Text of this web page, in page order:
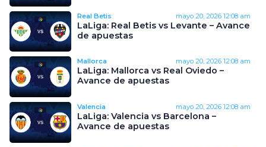
Real Betis mayo 20, 2026 12:08 am
LaLiga: Real Betis vs Levante – Avance
de apuestas
Mallorca mayo 20, 2026 12:08 am
LaLiga: Mallorca vs Real Oviedo –
Avance de apuestas
Valencia mayo 20, 2026 12:08 am
LaLiga: Valencia vs Barcelona –
Avance de apuestas